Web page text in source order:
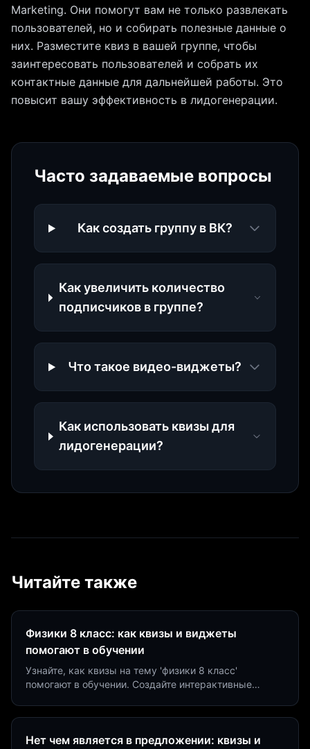
Marketing. Они помогут вам не только развлекать
пользователей, но и собирать полезные данные о
них. Разместите квиз в вашей группе, чтобы
заинтересовать пользователей и собрать их
контактные данные для дальнейшей работы. Это
повысит вашу эффективность в лидогенерации.
Часто задаваемые вопросы
Как создать группу в ВК?
Как увеличить количество
подписчиков в группе?
Что такое видео-виджеты?
Как использовать квизы для
лидогенерации?
Читайте также
Физики 8 класс: как квизы и виджеты
помогают в обучении
Узнайте, как квизы на тему 'физики 8 класс'
помогают в обучении. Создайте интерактивные
Нет чем является в предложении: квизы и